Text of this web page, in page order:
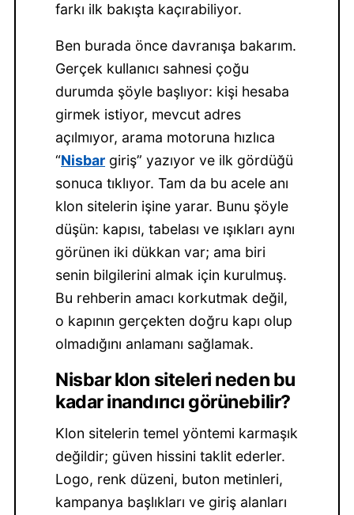
farkı ilk bakışta kaçırabiliyor.
Ben burada önce davranışa bakarım.
Gerçek kullanıcı sahnesi çoğu
durumda şöyle başlıyor: kişi hesaba
girmek istiyor, mevcut adres
açılmıyor, arama motoruna hızlıca
“Nisbar giriş” yazıyor ve ilk gördüğü
sonuca tıklıyor. Tam da bu acele anı
klon sitelerin işine yarar. Bunu şöyle
düşün: kapısı, tabelası ve ışıkları aynı
görünen iki dükkan var; ama biri
senin bilgilerini almak için kurulmuş.
Bu rehberin amacı korkutmak değil,
o kapının gerçekten doğru kapı olup
olmadığını anlamanı sağlamak.
Nisbar klon siteleri neden bu
kadar inandırıcı görünebilir?
Klon sitelerin temel yöntemi karmaşık
değildir; güven hissini taklit ederler.
Logo, renk düzeni, buton metinleri,
kampanya başlıkları ve giriş alanları